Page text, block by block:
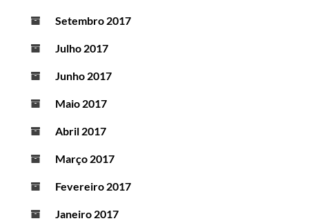
Setembro 2017
Julho 2017
Junho 2017
Maio 2017
Abril 2017
Março 2017
Fevereiro 2017
Janeiro 2017